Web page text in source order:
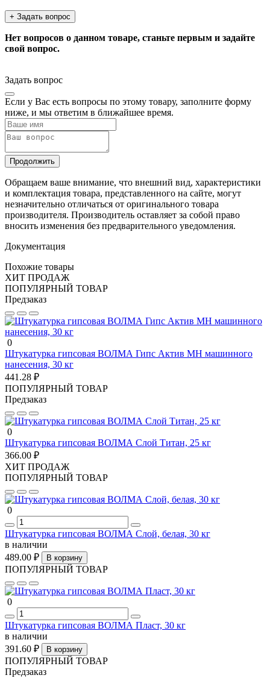
+ Задать вопрос
Нет вопросов о данном товаре, станьте первым и задайте
свой вопрос.
Задать вопрос
Если у Вас есть вопросы по этому товару, заполните форму
ниже, и мы ответим в ближайшее время.
Продолжить
Обращаем ваше внимание, что внешний вид, характеристики
и комплектация товара, представленного на сайте, могут
незначительно отличаться от оригинального товара
производителя. Производитель оставляет за собой право
вносить изменения без предварительного уведомления.
Документация
Похожие товары
ХИТ ПРОДАЖ
ПОПУЛЯРНЫЙ ТОВАР
Предзаказ
0
Штукатурка гипсовая ВОЛМА Гипс Актив МН машинного
нанесения, 30 кг
441.28 ₽
ПОПУЛЯРНЫЙ ТОВАР
Предзаказ
0
Штукатурка гипсовая ВОЛМА Слой Титан, 25 кг
366.00 ₽
ХИТ ПРОДАЖ
ПОПУЛЯРНЫЙ ТОВАР
0
Штукатурка гипсовая ВОЛМА Слой, белая, 30 кг
в наличии
489.00 ₽
В корзину
ПОПУЛЯРНЫЙ ТОВАР
0
Штукатурка гипсовая ВОЛМА Пласт, 30 кг
в наличии
391.60 ₽
В корзину
ПОПУЛЯРНЫЙ ТОВАР
Предзаказ